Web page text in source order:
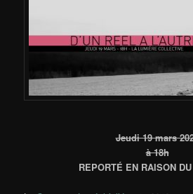
Jeudi 19 mars
à 18h
REPORTÉ EN RAISON